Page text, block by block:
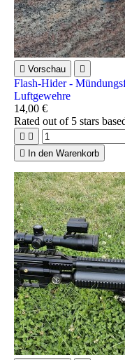
 Vorschau 
Flash-Hider -
Luftgewehre
14,00 €
Rated out of 5 stars
 

In den Warenkorb